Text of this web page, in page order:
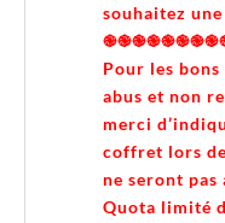
souhaitez
Pour les
abus et non
merci
coffret lors
ne seront pas
Quota limité